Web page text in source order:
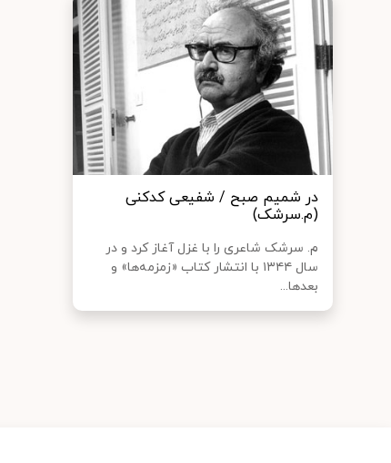
در شمیم صبح / شفیعی کدکنی
(م.سرشک)
م. سرشک شاعری را با غزل آغاز کرد و در
سال ۱۳۴۴ با انتشار کتاب «زمزمه‌ها» و
بعدها...